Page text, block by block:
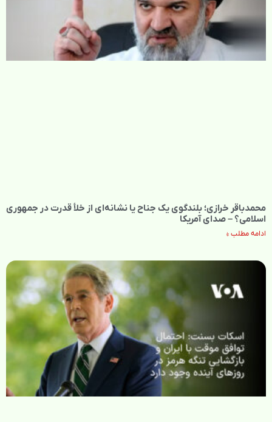
محمدباقر خرازی؛ بلندگوی یک جناح یا نشانه‌ای از خلأ قدرت در جمهوری
اسلامی؟ – صدای آمریکا
ادامه مطلب »